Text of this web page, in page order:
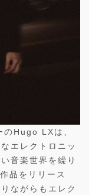
のHugo LXは、
エレクトロニッ
音楽世界を繰り
品をリリース
ながらもエレク